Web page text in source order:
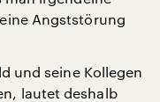
Angststörung
und seine Kollegen
lautet deshalb